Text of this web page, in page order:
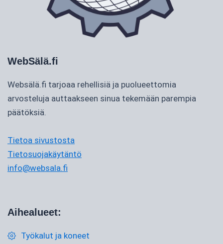
WebSälä.fi
Websälä.fi tarjoaa rehellisiä ja puolueettomia
arvosteluja auttaakseen sinua tekemään parempia
päätöksiä.
Tietoa sivustosta
Tietosuojakäytäntö
info@websala.fi
Aihealueet:
Työkalut ja koneet